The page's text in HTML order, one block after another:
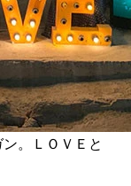
。ＬＯＶＥと